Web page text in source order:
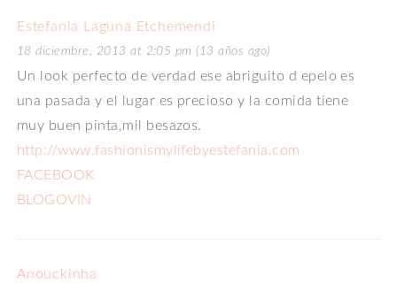
Estefania Laguna Etchemendi
18 diciembre, 2013 at 2:05 pm (13 años ago)
Un look perfecto de verdad ese abriguito d epelo es
una pasada y el lugar es precioso y la comida tiene
muy buen pinta,mil besazos.
http://www.fashionismylifebyestefania.com
FACEBOOK
BLOGOVIN
Anouckinha